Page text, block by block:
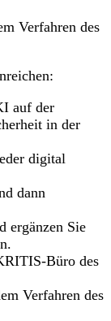
Verfahren des
auf der
in der
digital
dann
ergänzen Sie
Büro des
Verfahren des